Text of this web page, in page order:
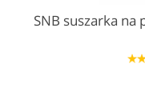
SNB suszarka na
1